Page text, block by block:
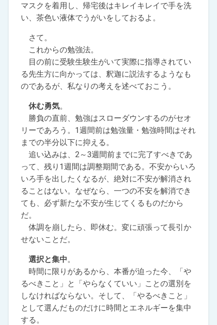
マスクを着用し、帰宅後はキレイキレイで手を洗
い、茶色い液体でうがいをしておるよ。
さて。
これからの勉強法。
目の前に受験生験生がいて実際に指導されてい
る先生方に向かっては、釈迦に説法するようなも
のであるが、私なりの考えを述べておこう。
休む勇気。
勝負の直前、勉強はスローダウンするのがセオ
リーであろう。1週間前は勉強量・勉強時間はそれ
までの半分以下に抑える。
追い込みは、2～3週間前までに完了すべきであ
って、残り1週間は調整期間である。不安からいろ
いろ手を出したくなるが、絶対に不安が解消され
ることはない。なぜなら、一つの不安を解消でき
ても、必ず新たな不安が生じてくるものだから
だ。
体調を崩したら、即休む。変に頑張って長引か
せないことだ。
選択と集中。
時間に限りがあるから、本番が迫った今、「や
るべきこと」と「やらなくていい」ことの選別を
しなければならない。そして、「やるべきこと」
として選んだものだけに時間とエネルギーを集中
する。